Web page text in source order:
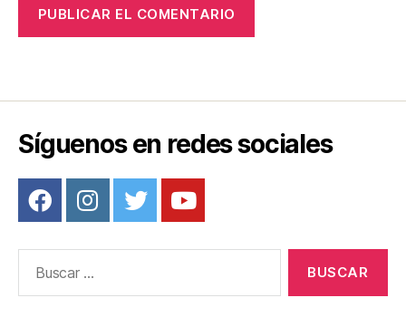
Síguenos en redes sociales